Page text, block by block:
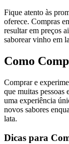
Fique atento às
oferece. Compras
resultar em preços
saborear vinho em
Como
Comprar e
que muitas pessoas
uma experiência
novos sabores
lata.
Dicas para